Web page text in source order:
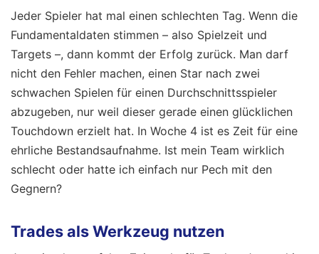
Jeder Spieler hat mal einen schlechten Tag. Wenn die
Fundamentaldaten stimmen – also Spielzeit und
Targets –, dann kommt der Erfolg zurück. Man darf
nicht den Fehler machen, einen Star nach zwei
schwachen Spielen für einen Durchschnittsspieler
abzugeben, nur weil dieser gerade einen glücklichen
Touchdown erzielt hat. In Woche 4 ist es Zeit für eine
ehrliche Bestandsaufnahme. Ist mein Team wirklich
schlecht oder hatte ich einfach nur Pech mit den
Gegnern?
Trades als Werkzeug nutzen